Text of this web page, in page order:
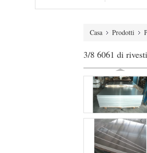
Casa Prodotti
3/8 6061 di